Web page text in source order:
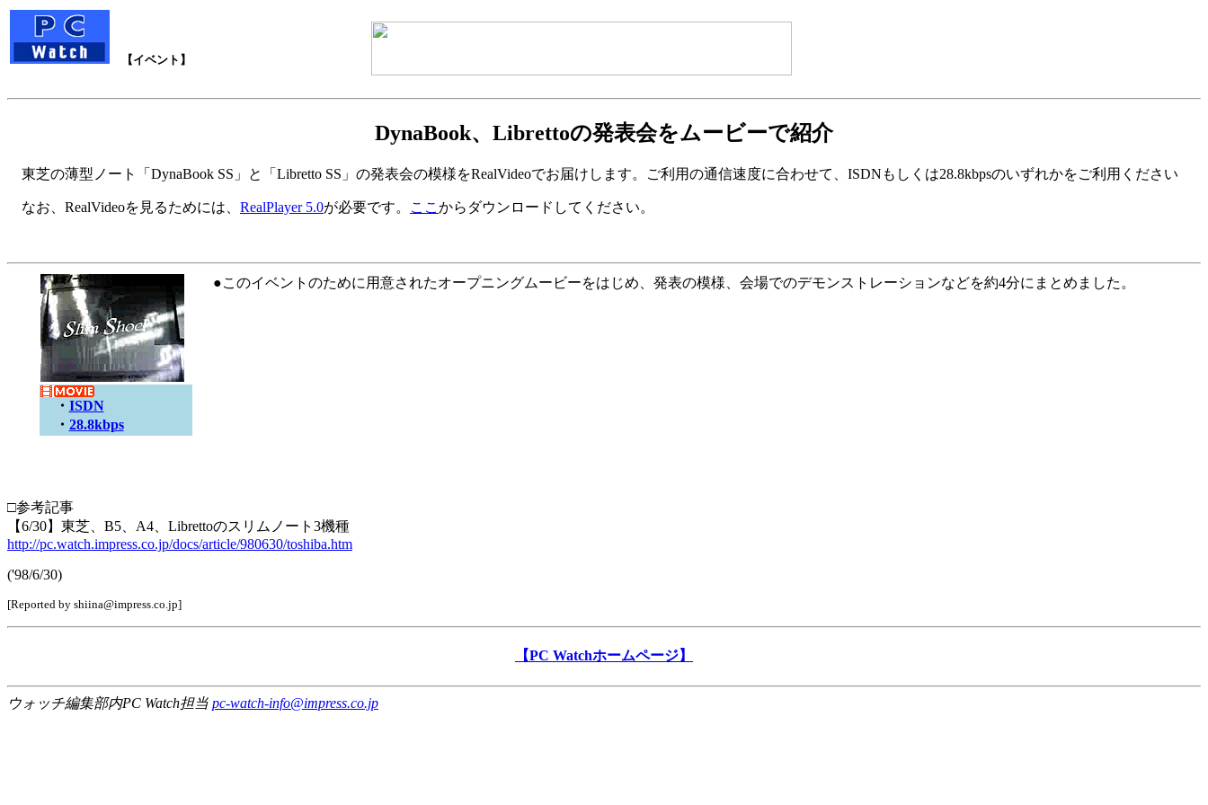
【イベント】
DynaBook、Librettoの発表会をムービーで紹介
東芝の薄型ノート「DynaBook SS」と「Libretto SS」の発表会の模様をRealVideoでお届けします。ご利用の通信速度に合わせて、ISDNもしくは28.8kbpsのいずれかをご利用ください
なお、RealVideoを見るためには、 RealPlayer 5.0が必要です。 ここ からダウンロードしてください。
●このイベントのために用意されたオープニングムービーをはじめ、発表の模様、会場でのデモンストレーションなどを約4分にまとめました。
・ ISDN
・ 28.8kbps
□参考記事
【6/30】東芝、B5、A4、Librettoのスリムノート3機種
http://pc.watch.impress.co.jp/docs/article/980630/toshiba.htm
('98/6/30)
[Reported by shiina@impress.co.jp]
【PC Watchホームページ】
ウォッチ編集部内PC Watch担当 pc-watch-info@impress.co.jp